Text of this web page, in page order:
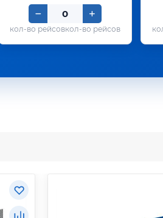
кол-во рейсов